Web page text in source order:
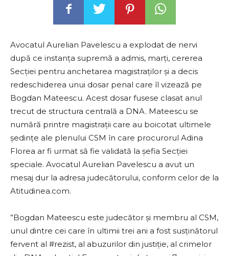
Avocatul Aurelian Pavelescu a explodat de nervi
după ce instanța supremă a admis, marți, cererea
Secției pentru anchetarea magistraților și a decis
redeschiderea unui dosar penal care îl vizează pe
Bogdan Mateescu. Acest dosar fusese clasat anul
trecut de structura centrală a DNA. Mateescu se
numără printre magistrații care au boicotat ultimele
ședințe ale plenului CSM în care procurorul Adina
Florea ar fi urmat să fie validată la șefia Secției
speciale. Avocatul Aurelian Pavelescu a avut un
mesaj dur la adresa judecătorului, conform celor de la
Atitudinea.com.
”Bogdan Mateescu este judecător și membru al CSM,
unul dintre cei care în ultimii trei ani a fost susținătorul
fervent al #rezist, al abuzurilor din justiție, al crimelor